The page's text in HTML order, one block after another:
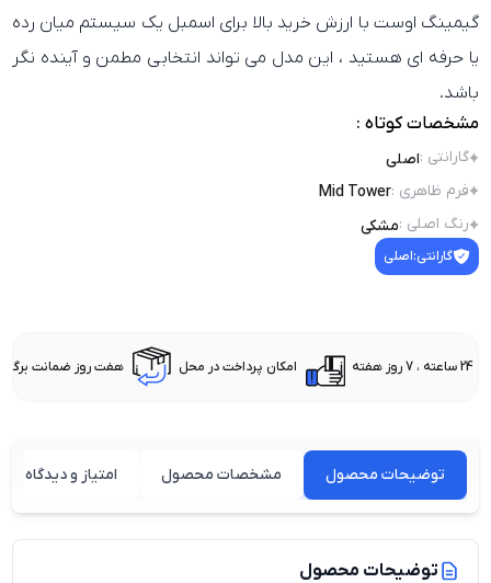
گیمینگ اوست با ارزش خرید بالا برای اسمبل یک سیستم میان رده
یا حرفه ای هستید ، این مدل می تواند انتخابی مطمن و آینده نگر
باشد.
مشخصات کوتاه :
گارانتی :اصلی
فرم ظاهری :
Mid Tower
رنگ اصلی :مشکی
گارانتی:اصلی
24 ساعته ، 7 روز هفته امکان پرداخت در محل هفت روز ضمانت
توضیحات محصول مشخصات محصول امتیاز و دیدگاه
توضیحات محصول